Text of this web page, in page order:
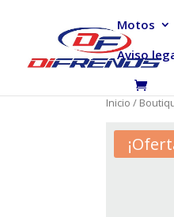
Motos
Aviso
Inicio /